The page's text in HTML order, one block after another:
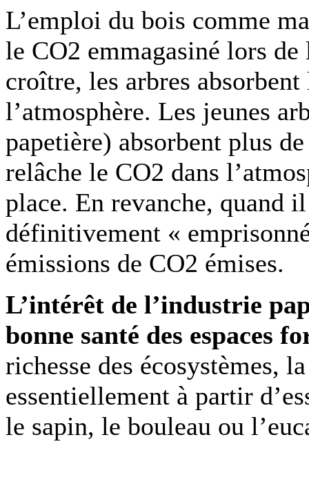
L’emploi du bois comme
le CO2 emmagasiné lors
croître, les arbres
l’atmosphère. Les jeunes
papetière) absorbent plus
relâche le CO2 dans
place. En revanche, quand
définitivement «
émissions de CO2 émises.
L’intérêt de l’industrie
bonne santé des espaces
richesse des écosystèmes,
essentiellement à partir
le sapin, le bouleau ou